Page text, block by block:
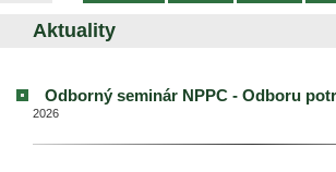
Aktuality
Odborný seminár NPPC - Odboru
2026